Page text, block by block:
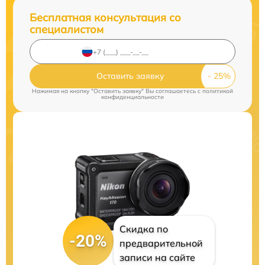
Бесплатная консультация со
специалистом
Оставить заявку
Нажимая на кнопку "Оставить заявку" Вы соглашаетесь cполитикой
конфиденциальности
-20%
Скидка по
предварительной
записи на сайте